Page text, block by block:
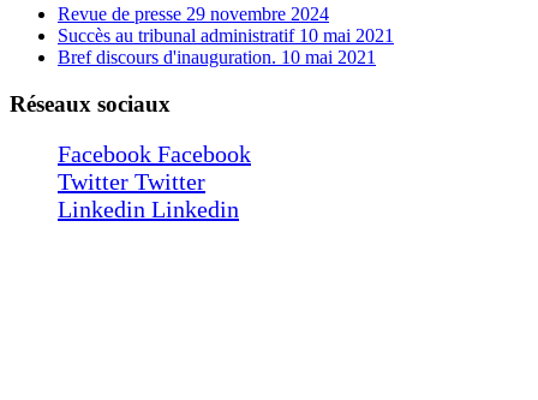
Revue de presse 29 novembre 2024
Succès au tribunal administratif 10 mai 2021
Bref discours d'inauguration. 10 mai 2021
Réseaux sociaux
Facebook Facebook
Twitter Twitter
Linkedin Linkedin